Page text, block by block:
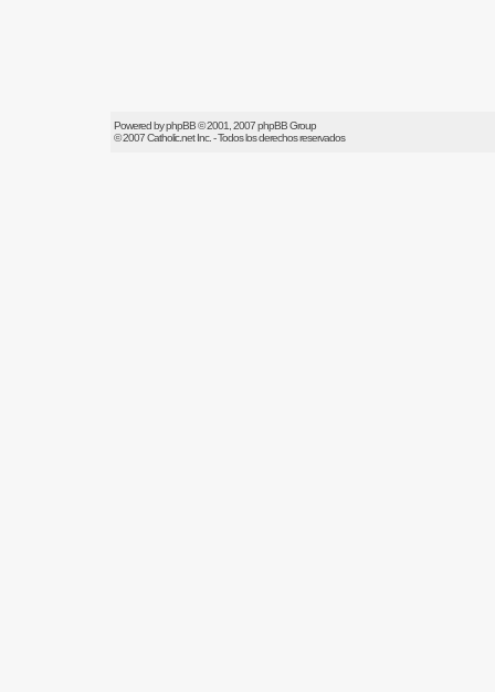
Powered byphpBB© 2001, 2007 phpBB Group
© 2007Catholic.netInc. - Todos los derechos reservados